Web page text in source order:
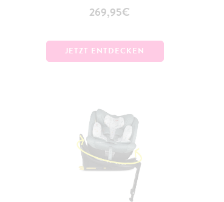
269,95€
JETZT ENTDECKEN